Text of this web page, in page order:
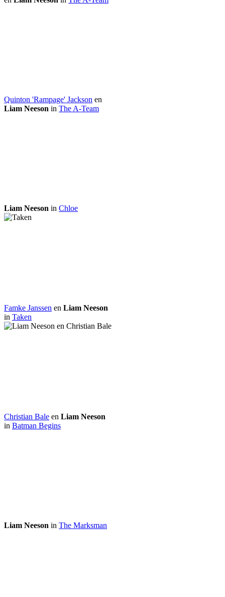
Quinton 'Rampage' Jackson en
Liam Neeson in The A-Team
Liam Neeson in Chloe
Famke Janssen en Liam Neeson
in Taken
Christian Bale en Liam Neeson
in Batman Begins
Liam Neeson in The Marksman